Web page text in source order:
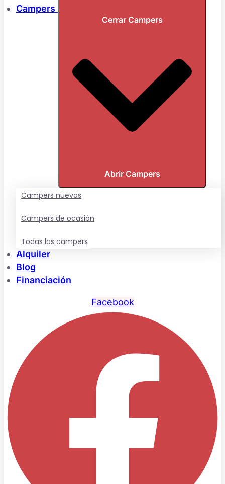
Campers
Cerrar Campers
Abrir Campers
Campers nuevas
Campers de ocasión
Todas las campers
Alquiler
Blog
Financiación
Facebook